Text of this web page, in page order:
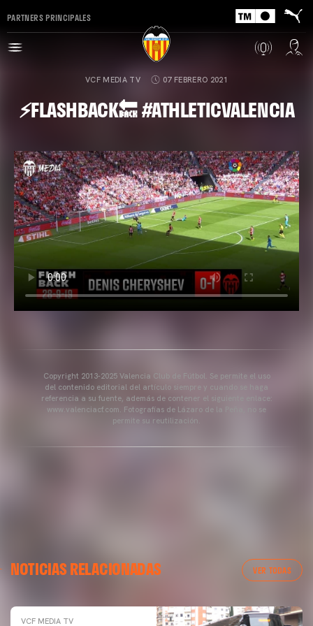
PARTNERS PRINCIPALES
VCF MEDIA TV 07 FEBRERO 2021
⚡️FLASHBACK🔙 #ATHLETICVALENCIA
Copyright 2013-2025 Valencia Club de Fútbol. Se permite el uso
del contenido editorial del artículo siempre y cuando se haga
referencia a su fuente, además de contener el siguiente enlace:
www.valenciacf.com. Fotografías de Lázaro de la Peña, no se
permite su reutilización.
NOTICIAS RELACIONADAS VER TODAS
VCF MEDIA TV